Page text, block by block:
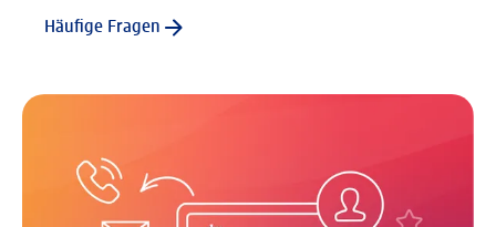
Häufige Fragen